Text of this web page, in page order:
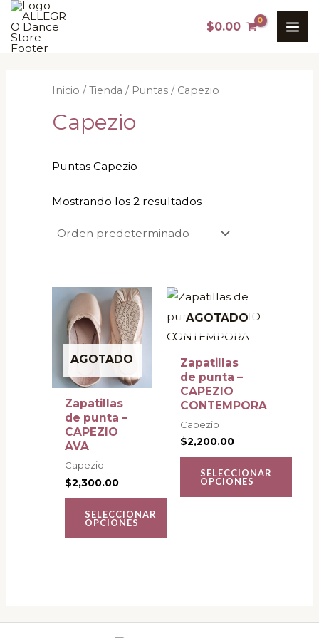
contenido
$0.00
Inicio / Tienda / Puntas/ Capezio
Capezio
Puntas Capezio
Mostrando los 2 resultados
AGOTADO
Zapatillas
de punta –
CAPEZIO
AVA
Capezio
$2,300.00
SELECCIONAR
OPCIONES
Este
producto
tiene
múltiples
variantes.
Las
opciones
se
elegir
en
página
AGOTADO
Zapatillas
de punta –
CAPEZIO
CONTEMPORA
Capezio
$2,200.00
SELECCIONAR
OPCIONES
Este
producto
tiene
múltiples
variantes.
Las
se
pueden
elegir
en